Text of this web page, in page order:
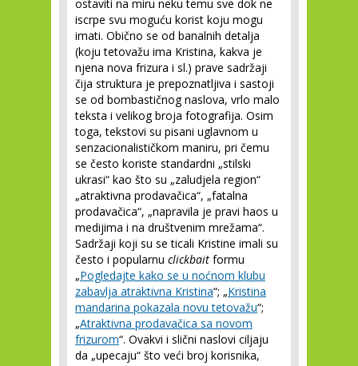
ostaviti na miru neku temu sve dok ne
iscrpe svu moguću korist koju mogu
imati. Obično se od banalnih detalja
(koju tetovažu ima Kristina, kakva je
njena nova frizura i sl.) prave sadržaji
čija struktura je prepoznatljiva i sastoji
se od bombastičnog naslova, vrlo malo
teksta i velikog broja fotografija. Osim
toga, tekstovi su pisani uglavnom u
senzacionalističkom maniru, pri čemu
se često koriste standardni „stilski
ukrasi“ kao što su „zaludjela region“
„atraktivna prodavačica“, „fatalna
prodavačica“, „napravila je pravi haos u
medijima i na društvenim mrežama“.
Sadržaji koji su se ticali Kristine imali su
često i popularnu clickbait formu
„Pogledajte kako se u noćnom klubu
zabavlja atraktivna Kristina“; „Kristina
mandarina pokazala novu tetovažu“;
„Atraktivna prodavačica sa novom
frizurom“. Ovakvi i slični naslovi ciljaju
da „upecaju“ što veći broj korisnika,